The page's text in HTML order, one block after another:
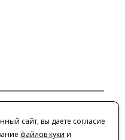
сайт, вы даете согласие
файлов куки и